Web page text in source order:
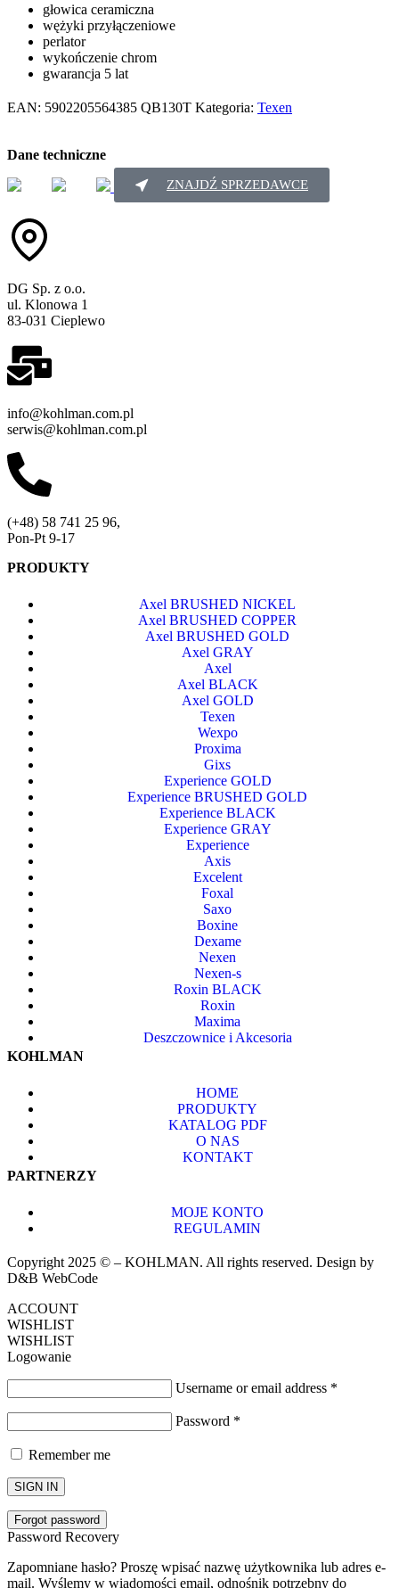
głowica ceramiczna
wężyki przyłączeniowe
perlator
wykończenie chrom
gwarancja 5 lat
EAN: 5902205564385 QB130T Kategoria: Texen
Dane techniczne
ZNAJDŹ SPRZEDAWCE
DG Sp. z o.o.
ul. Klonowa 1
83-031 Cieplewo
info@kohlman.com.pl
serwis@kohlman.com.pl
(+48) 58 741 25 96,
Pon-Pt 9-17
PRODUKTY
Axel BRUSHED NICKEL
Axel BRUSHED COPPER
Axel BRUSHED GOLD
Axel GRAY
Axel
Axel BLACK
Axel GOLD
Texen
Wexpo
Proxima
Gixs
Experience GOLD
Experience BRUSHED GOLD
Experience BLACK
Experience GRAY
Experience
Axis
Excelent
Foxal
Saxo
Boxine
Dexame
Nexen
Nexen-s
Roxin BLACK
Roxin
Maxima
Deszczownice i Akcesoria
KOHLMAN
HOME
PRODUKTY
KATALOG PDF
O NAS
KONTAKT
PARTNERZY
MOJE KONTO
REGULAMIN
Copyright 2025 © – KOHLMAN. All rights reserved. Design by
D&B WebCode
ACCOUNT
WISHLIST
WISHLIST
Logowanie
Username or email address *
Password *
Remember me
SIGN IN
Forgot password
Password Recovery
Zapomniane hasło? Proszę wpisać nazwę użytkownika lub adres e-
mail. Wyślemy w wiadomości email, odnośnik potrzebny do